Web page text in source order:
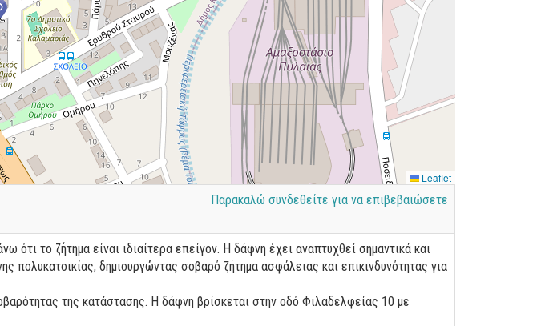
Leaflet
Παρακαλώ συνδεθείτε για να επιβεβαιώσετε
το ζήτημα είναι ιδιαίτερα επείγον. Η δάφνη έχει αναπτυχθεί σημαντικά και
πολυκατοικίας, δημιουργώντας σοβαρό ζήτημα ασφάλειας και επικινδυνότητας για
της κατάστασης. Η δάφνη βρίσκεται στην οδό Φιλαδελφείας 10 με